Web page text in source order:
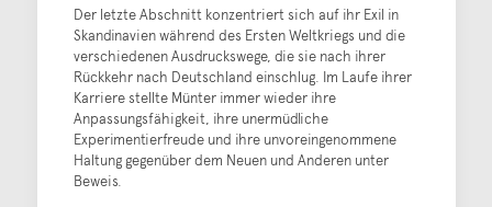
Der letzte Abschnitt konzentriert sich auf ihr Exil in
Skandinavien während des Ersten Weltkriegs und die
verschiedenen Ausdruckswege, die sie nach ihrer
Rückkehr nach Deutschland einschlug. Im Laufe ihrer
Karriere stellte Münter immer wieder ihre
Anpassungsfähigkeit, ihre unermüdliche
Experimentierfreude und ihre unvoreingenommene
Haltung gegenüber dem Neuen und Anderen unter
Beweis.